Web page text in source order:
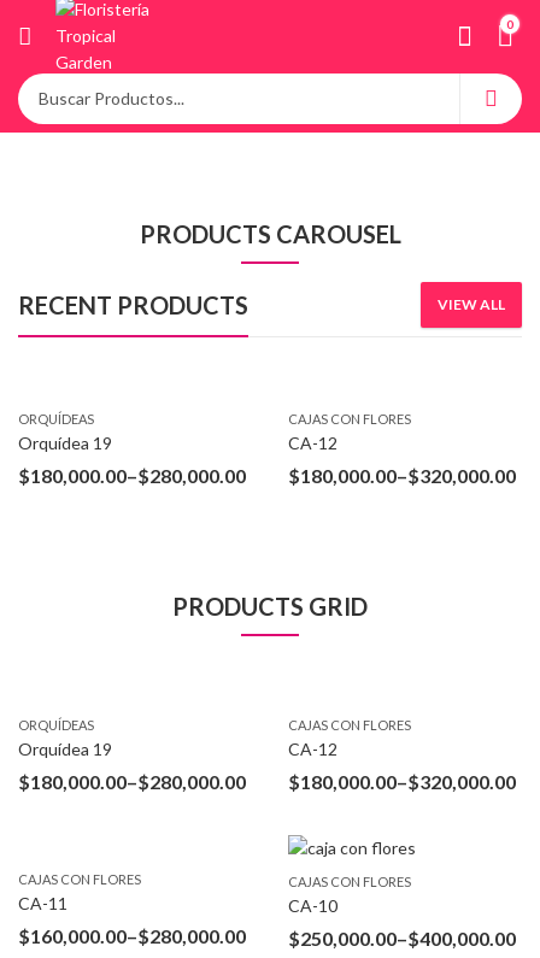
0
PRODUCTS CAROUSEL
RECENT PRODUCTS VIEW ALL
ORQUÍ­DEAS
Orquídea 19
$180,000.00–$280,000.00
CAJAS CON FLORES
CA-12
$180,000.00–$320,000.00
PRODUCTS GRID
ORQUÍ­DEAS
Orquídea 19
$180,000.00–$280,000.00
CAJAS CON FLORES
CA-12
$180,000.00–$320,000.00
CAJAS CON FLORES
CA-11
$160,000.00–$280,000.00
CAJAS CON FLORES
CA-10
$250,000.00–$400,000.00